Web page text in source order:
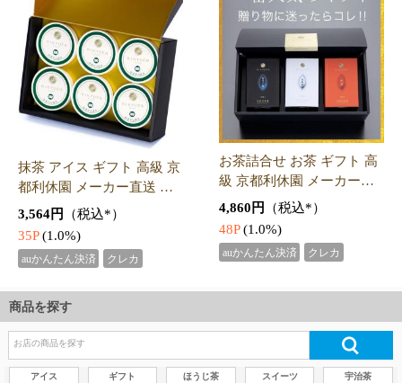
商品を探す
アイス ギフト ほうじ茶 スイーツ 宇治茶